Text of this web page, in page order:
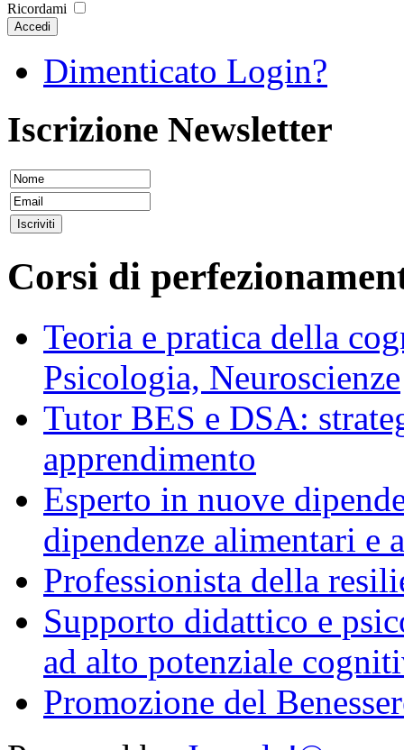
Ricordami
Accedi
Dimenticato Login?
Iscrizione Newsletter
Corsi di
Teoria e pratica della
Psicologia, Neuroscienze
Tutor BES e DSA:
apprendimento
Esperto in nuove
dipendenze alimentari e
Professionista della
Supporto didattico e
ad alto potenziale
Promozione del